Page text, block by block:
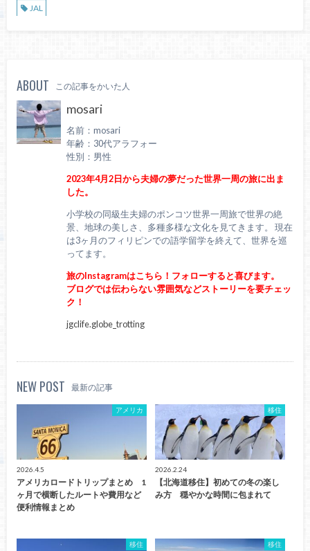
JAL
ABOUT この記事をかいた人
mosari
名前：mosari
年齢：30代アラフォー
性別：男性
2023年4月2日から夫婦の夢だった世界一周の旅に出ま
した。
小学校の同級生夫婦のポンコツ世界一周旅で世界の絶
景、地球の美しさ、多種多様な文化を見てきます。 現在
は3ヶ月のフィリピンでの語学留学を終えて、世界を巡
ってます。
旅のInstagramはこちら！フォローすると喜びます。
ブログでは伝わらない雰囲気などストーリーを要チェッ
ク！
jgclife.globe_trotting
NEW POST 最新の記事
アメリカ
2026.4.5
アメリカロードトリップまとめ 1
ヶ月で横断したルートや費用など
便利情報まとめ
移住
2026.2.24
【北海道移住】初めての冬の楽し
み方 穏やかな時間に包まれて
移住 移住